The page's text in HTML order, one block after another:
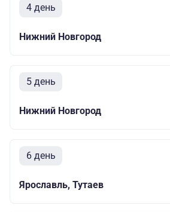
4 день
Нижний Новгород
5 день
Нижний Новгород
6 день
Ярославль, Тутаев